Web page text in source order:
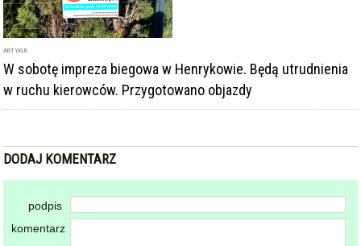
ARTYKUŁ
W sobotę impreza biegowa w Henrykowie. Będą utrudnienia
w ruchu kierowców. Przygotowano objazdy
DODAJ KOMENTARZ
podpis
komentarz